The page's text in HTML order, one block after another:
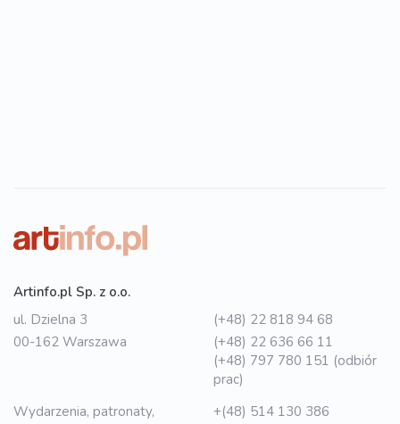
Artinfo.pl Sp. z o.o.
ul. Dzielna 3
00-162 Warszawa
(+48) 22 818 94 68
(+48) 22 636 66 11
(+48) 797 780 151 (odbiór
prac)
Wydarzenia, patronaty,
+(48) 514 130 386